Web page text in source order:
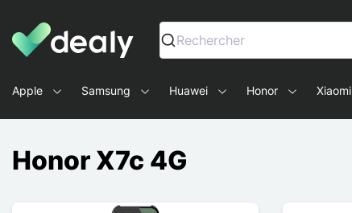
Dealy - Capas e acessórios para smartphones e tablets
Rechercher
Apple Samsung Huawei Honor Xiaomi
Honor X7c 4G